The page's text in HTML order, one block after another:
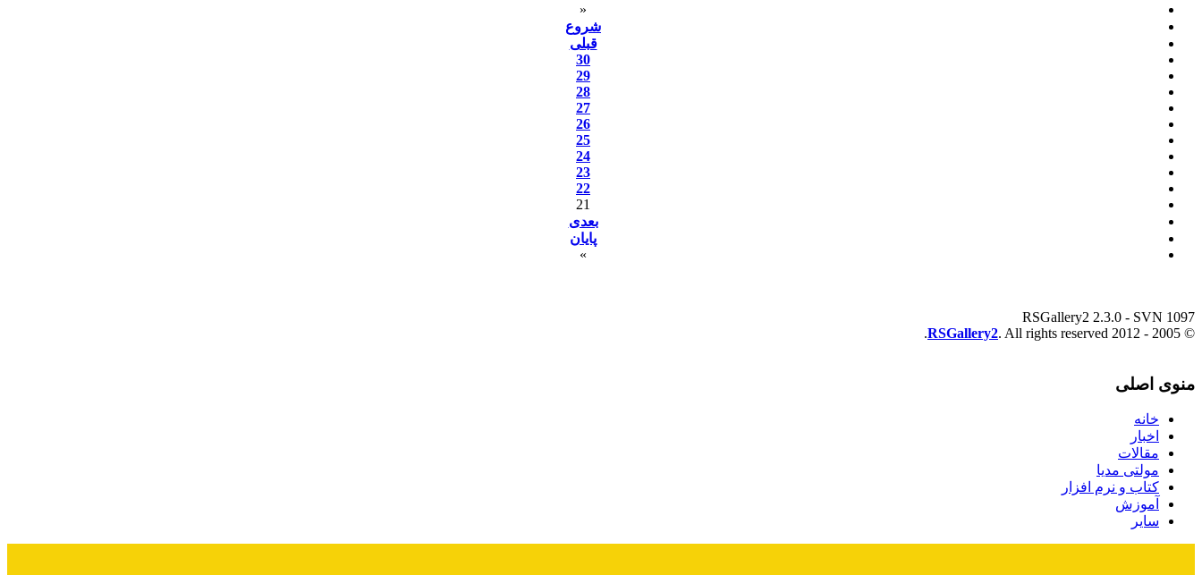
«
شروع
قبلی
30
29
28
27
26
25
24
23
22
21
بعدی
پایان
»
RSGallery2 2.3.0 - SVN 1097
© 2005 - 2012
RSGallery2. All rights reserved.
منوی اصلی
خانه
اخبار
مقالات
مولتی مدیا
کتاب و نرم افزار
آموزش
سایر